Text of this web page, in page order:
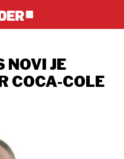
NOVI JE
COCA-COLE